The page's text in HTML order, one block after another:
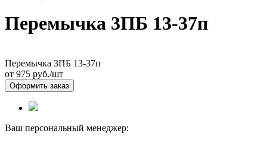
Перемычка 3ПБ 13-37п
Перемычка 3ПБ 13-37п
от 975 руб./шт
Оформить заказ
Ваш персональный менеджер: